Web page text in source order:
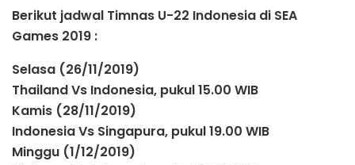
Berikut jadwal Timnas U-22 Indonesia di SEA
Games 2019 :
Selasa (26/11/2019)
Thailand Vs Indonesia, pukul 15.00 WIB
Kamis (28/11/2019)
Indonesia Vs Singapura, pukul 19.00 WIB
Minggu (1/12/2019)